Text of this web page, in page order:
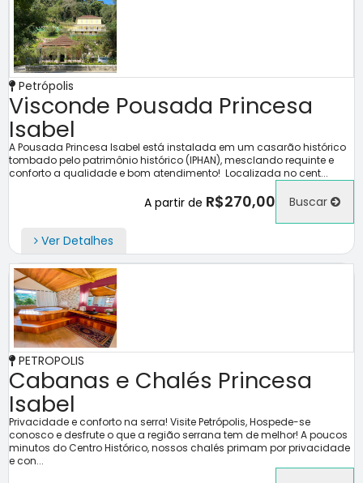
Petrópolis
Visconde Pousada Princesa
Isabel
A Pousada Princesa Isabel está instalada em um casarão histórico
tombado pelo patrimônio histórico (IPHAN), mesclando requinte e
conforto a qualidade e bom atendimento! Localizada no cent...
A partir de R$270,00 Buscar
Ver Detalhes
PETROPOLIS
Cabanas e Chalés Princesa
Isabel
Privacidade e conforto na serra! Visite Petrópolis, Hospede-se
conosco e desfrute o que a região serrana tem de melhor! A poucos
minutos do Centro Histórico, nossos chalés primam por privacidade
e con...